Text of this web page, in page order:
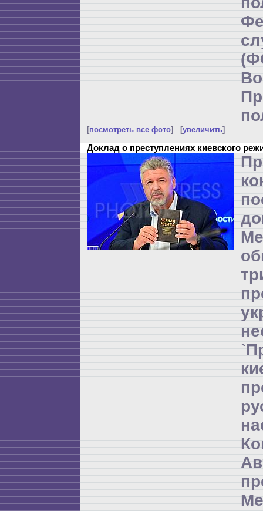
[посмотреть все фото] [увеличить]
Доклад о преступлениях киевского